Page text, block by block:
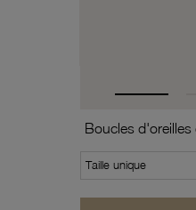
Taille unique